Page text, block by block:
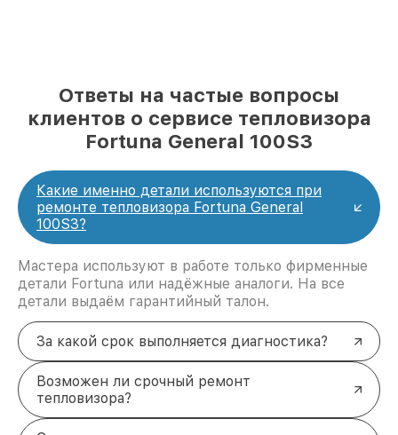
Ответы на частые вопросы
клиентов о сервисе тепловизора
Fortuna General 100S3
Какие именно детали используются при
ремонте тепловизора Fortuna General
100S3?
Мастера используют в работе только фирменные
детали Fortuna или надёжные аналоги. На все
детали выдаём гарантийный талон.
За какой срок выполняется диагностика?
Возможен ли срочный ремонт
тепловизора?